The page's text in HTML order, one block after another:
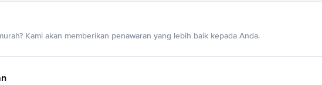
Kami akan memberikan penawaran yang lebih baik kepada Anda.